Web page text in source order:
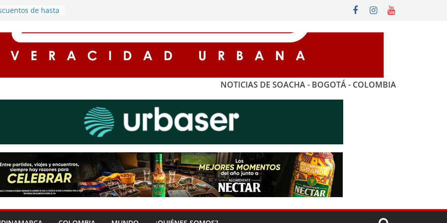
de hasta
y
con el
robo de motos
NOTICIAS DE SOACHA - BOGOTÁ - COLOMBIA